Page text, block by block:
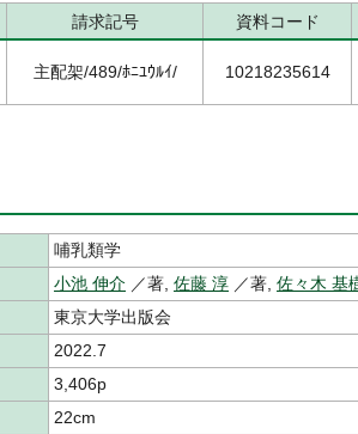
請求記号 資料コード
主配架/489/ﾎﾆﾕｳﾙｲ/ 10218235614
哺乳類学
小池 伸介 ／著, 佐藤 淳 ／著, 佐々木 基
東京大学出版会
2022.7
3,406p
22cm